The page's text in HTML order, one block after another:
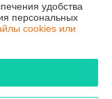
удобства
персональных
cookies или